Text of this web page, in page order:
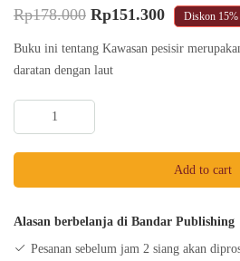
Rp178.000 Original
price
was:
Rp178.000.
Rp151.300Current
price
Diskon 15%
Buku ini tentang Kawasan pesisir
daratan dengan laut
Eksplorasi
Pesisir:
Kajian
Kawasan
Add to cart
Alasan berbelanja di Bandar Publishing
Pesanan sebelum jam 2 siang akan